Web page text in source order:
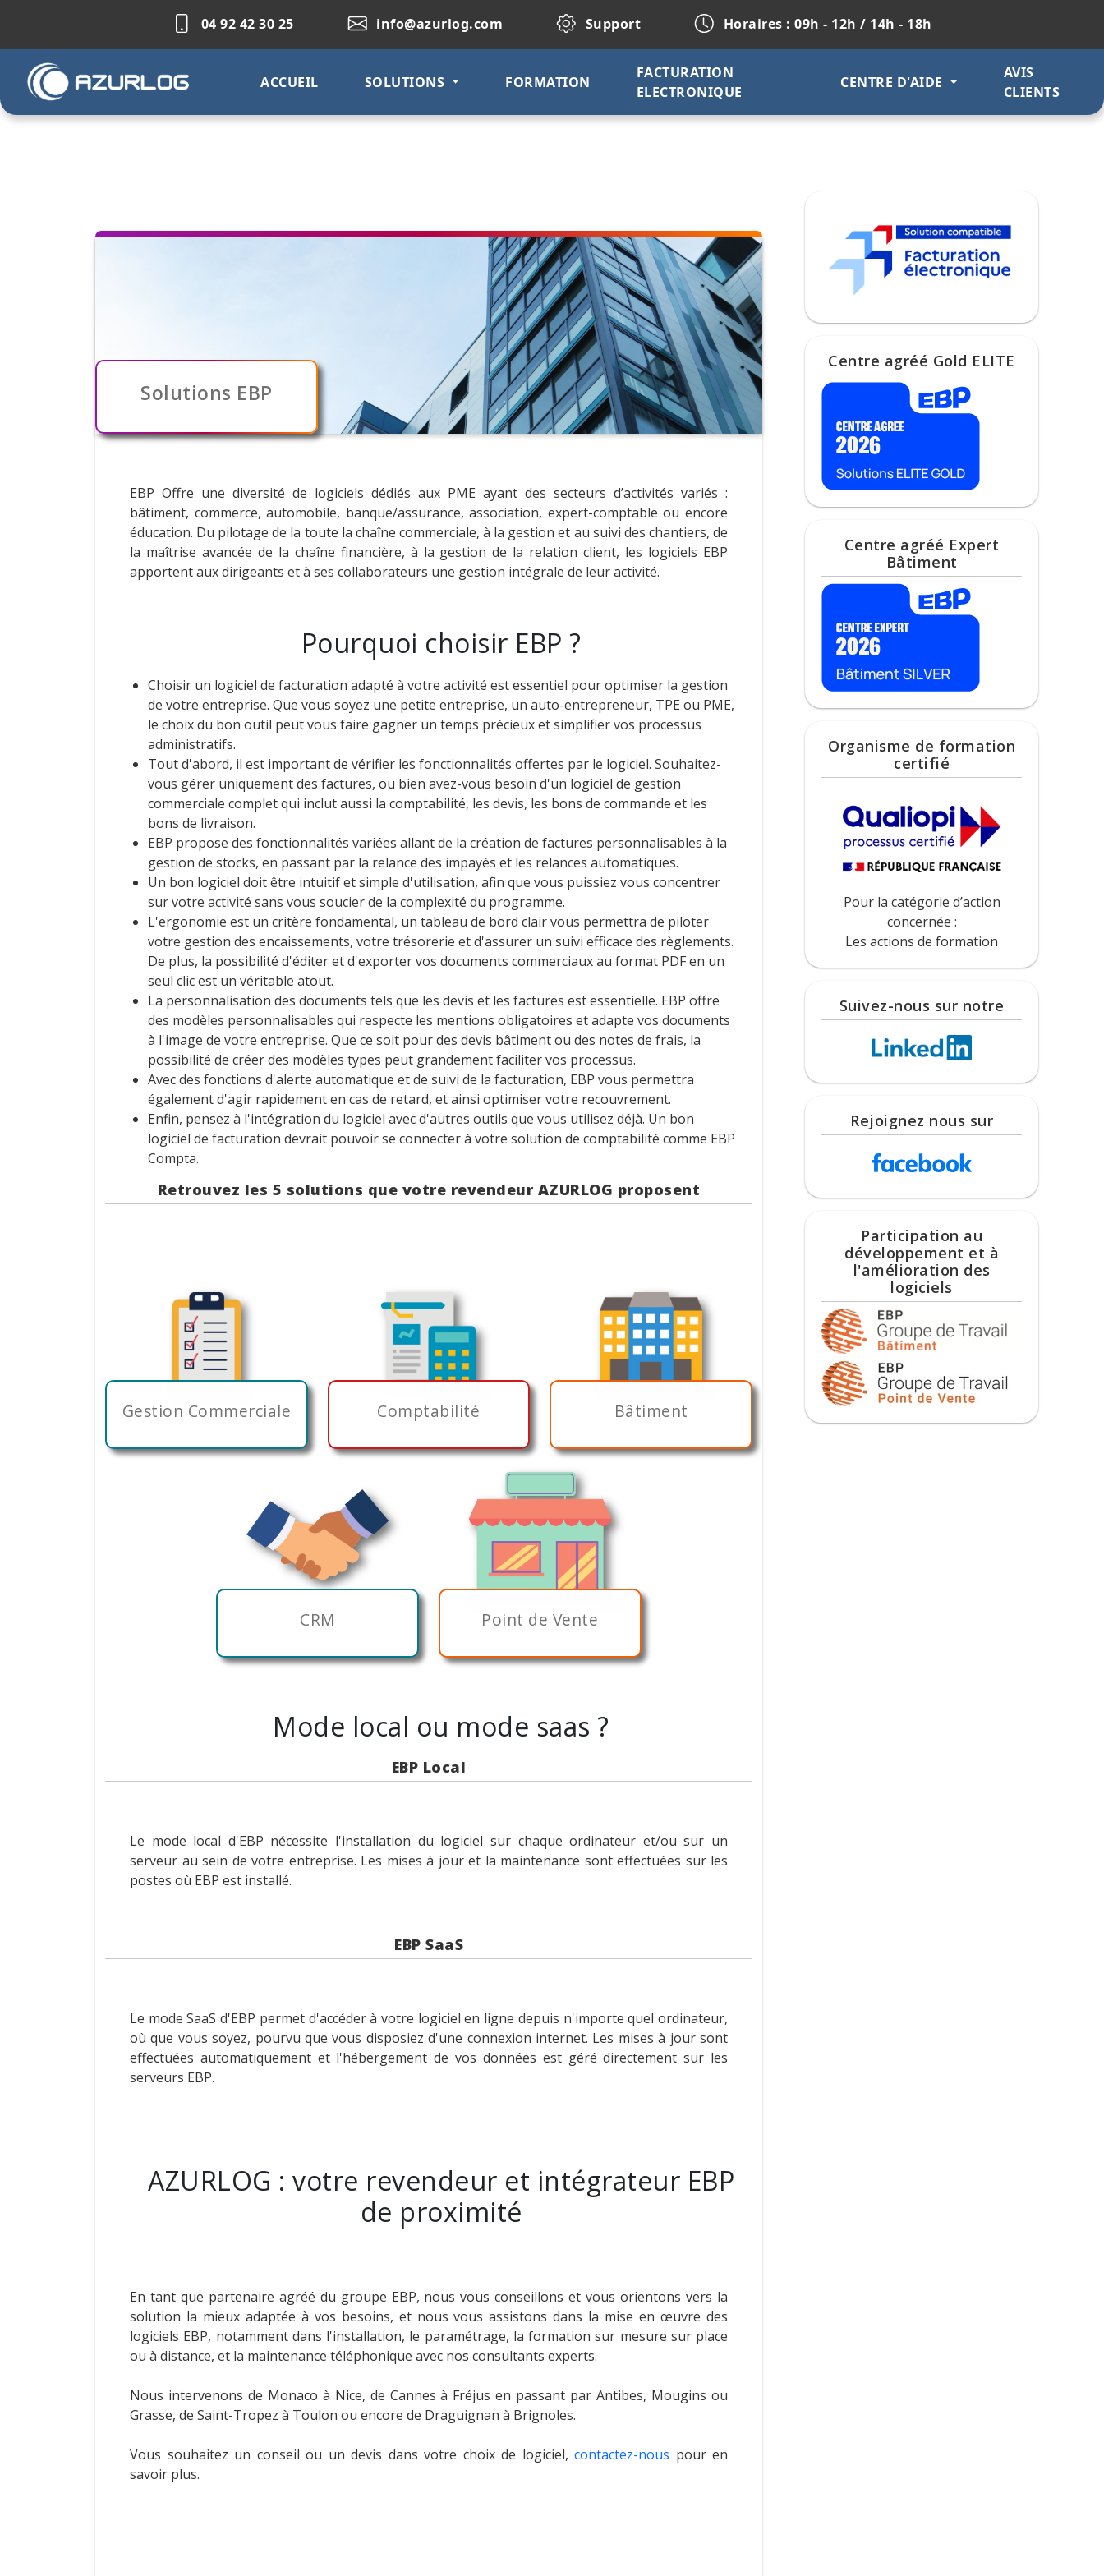
04 92 42 30 25 info@azurlog.com Support Horaires : 09h - 12h / 14h - 18h
ACCUEIL SOLUTIONS FORMATION
FACTURATION
ELECTRONIQUE
CENTRE D'AIDE
AVIS
CLIENTS
Solutions EBP
EBP Offre une diversité de logiciels dédiés aux PME ayant des secteurs d’activités variés :
bâtiment, commerce, automobile, banque/assurance, association, expert-comptable ou encore
éducation. Du pilotage de la toute la chaîne commerciale, à la gestion et au suivi des chantiers, de
la maîtrise avancée de la chaîne financière, à la gestion de la relation client, les logiciels EBP
apportent aux dirigeants et à ses collaborateurs une gestion intégrale de leur activité.
Pourquoi choisir EBP ?
Choisir un logiciel de facturation adapté à votre activité est essentiel pour optimiser la gestion
de votre entreprise. Que vous soyez une petite entreprise, un auto-entrepreneur, TPE ou PME,
le choix du bon outil peut vous faire gagner un temps précieux et simplifier vos processus
administratifs.
Tout d'abord, il est important de vérifier les fonctionnalités offertes par le logiciel. Souhaitez-
vous gérer uniquement des factures, ou bien avez-vous besoin d'un logiciel de gestion
commerciale complet qui inclut aussi la comptabilité, les devis, les bons de commande et les
bons de livraison.
EBP propose des fonctionnalités variées allant de la création de factures personnalisables à la
gestion de stocks, en passant par la relance des impayés et les relances automatiques.
Un bon logiciel doit être intuitif et simple d'utilisation, afin que vous puissiez vous concentrer
sur votre activité sans vous soucier de la complexité du programme.
L'ergonomie est un critère fondamental, un tableau de bord clair vous permettra de piloter
votre gestion des encaissements, votre trésorerie et d'assurer un suivi efficace des règlements.
De plus, la possibilité d'éditer et d'exporter vos documents commerciaux au format PDF en un
seul clic est un véritable atout.
La personnalisation des documents tels que les devis et les factures est essentielle. EBP offre
des modèles personnalisables qui respecte les mentions obligatoires et adapte vos documents
à l'image de votre entreprise. Que ce soit pour des devis bâtiment ou des notes de frais, la
possibilité de créer des modèles types peut grandement faciliter vos processus.
Avec des fonctions d'alerte automatique et de suivi de la facturation, EBP vous permettra
également d'agir rapidement en cas de retard, et ainsi optimiser votre recouvrement.
Enfin, pensez à l'intégration du logiciel avec d'autres outils que vous utilisez déjà. Un bon
logiciel de facturation devrait pouvoir se connecter à votre solution de comptabilité comme EBP
Compta.
Retrouvez les 5 solutions que votre revendeur AZURLOG proposent
Gestion Commerciale Comptabilité Bâtiment
CRM Point de Vente
Mode local ou mode saas ?
EBP Local
Le mode local d'EBP nécessite l'installation du logiciel sur chaque ordinateur et/ou sur un
serveur au sein de votre entreprise. Les mises à jour et la maintenance sont effectuées sur les
postes où EBP est installé.
EBP SaaS
Le mode SaaS d'EBP permet d'accéder à votre logiciel en ligne depuis n'importe quel ordinateur,
où que vous soyez, pourvu que vous disposiez d'une connexion internet. Les mises à jour sont
effectuées automatiquement et l'hébergement de vos données est géré directement sur les
serveurs EBP.
AZURLOG : votre revendeur et intégrateur EBP
de proximité
En tant que partenaire agréé du groupe EBP, nous vous conseillons et vous orientons vers la
solution la mieux adaptée à vos besoins, et nous vous assistons dans la mise en œuvre des
logiciels EBP, notamment dans l'installation, le paramétrage, la formation sur mesure sur place
ou à distance, et la maintenance téléphonique avec nos consultants experts.
Nous intervenons de Monaco à Nice, de Cannes à Fréjus en passant par Antibes, Mougins ou
Grasse, de Saint-Tropez à Toulon ou encore de Draguignan à Brignoles.
Vous souhaitez un conseil ou un devis dans votre choix de logiciel, contactez-nous pour en
savoir plus.
Centre agréé Gold ELITE
Centre agréé Expert
Bâtiment
Organisme de formation
certifié
Pour la catégorie d’action
concernée :
Les actions de formation
Suivez-nous sur notre
Rejoignez nous sur
Participation au
développement et à
l'amélioration des
logiciels